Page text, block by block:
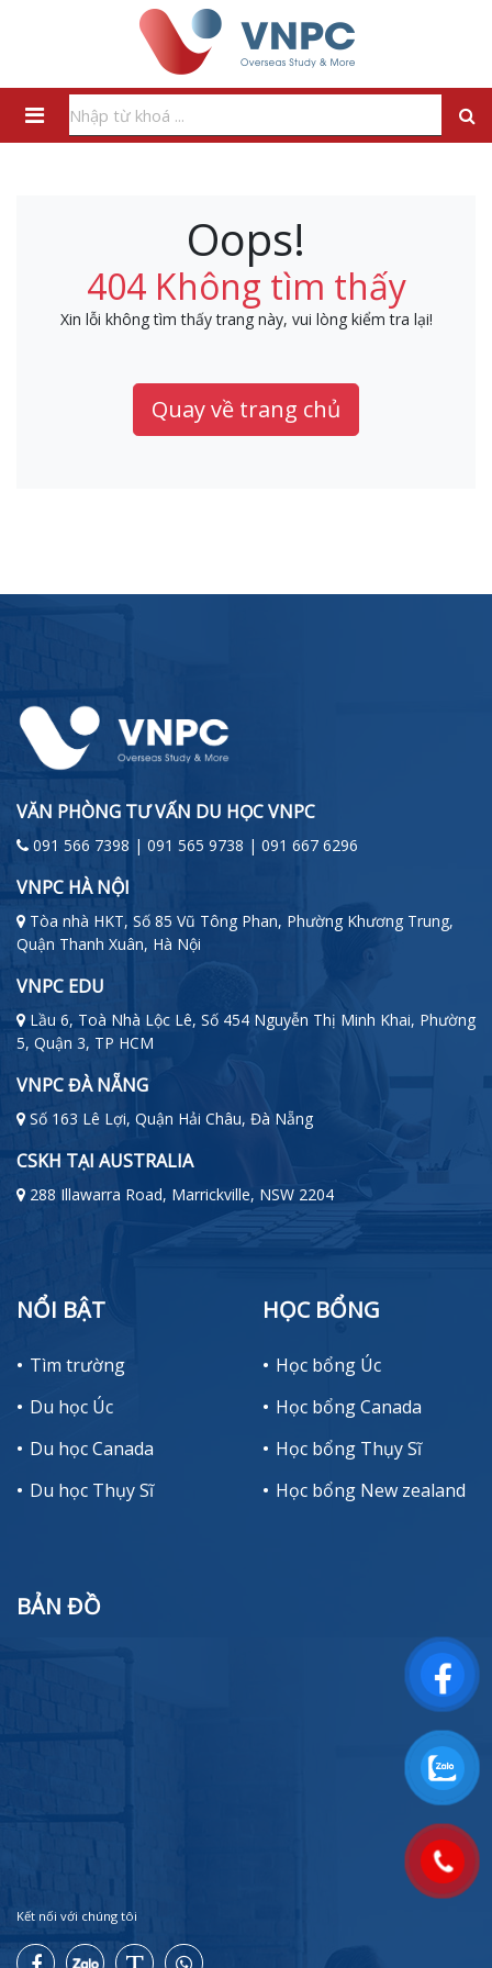
Oops!
404 Không tìm thấy
Xin lỗi không tìm thấy trang này, vui lòng kiểm tra lại!
Quay về trang chủ
VĂN PHÒNG TƯ VẤN DU HỌC VNPC
091 566 7398 | 091 565 9738 | 091 667 6296
VNPC HÀ NỘI
Tòa nhà HKT, Số 85 Vũ Tông Phan, Phường Khương Trung,
Quận Thanh Xuân, Hà Nội
VNPC EDU
Lầu 6, Toà Nhà Lộc Lê, Số 454 Nguyễn Thị Minh Khai, Phường
5, Quận 3, TP HCM
VNPC ĐÀ NẴNG
Số 163 Lê Lợi, Quận Hải Châu, Đà Nẵng
CSKH TẠI AUSTRALIA
288 Illawarra Road, Marrickville, NSW 2204
NỔI BẬT
Tìm trường
Du học Úc
Du học Canada
Du học Thụy Sĩ
HỌC BỔNG
Học bổng Úc
Học bổng Canada
Học bổng Thụy Sĩ
Học bổng New zealand
BẢN ĐỒ
Kết nối với chúng tôi